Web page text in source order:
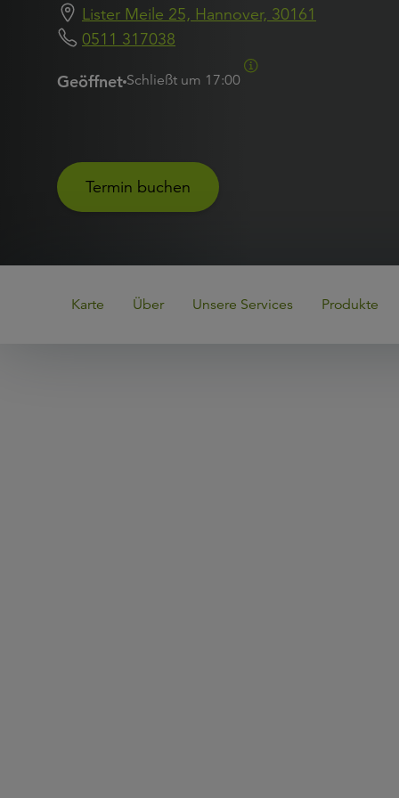
Lister Meile 25, Hannover, 30161
0511 317038
Geöffnet Schließt um 17:00
Termin buchen
Karte Über Unsere Services Produkte